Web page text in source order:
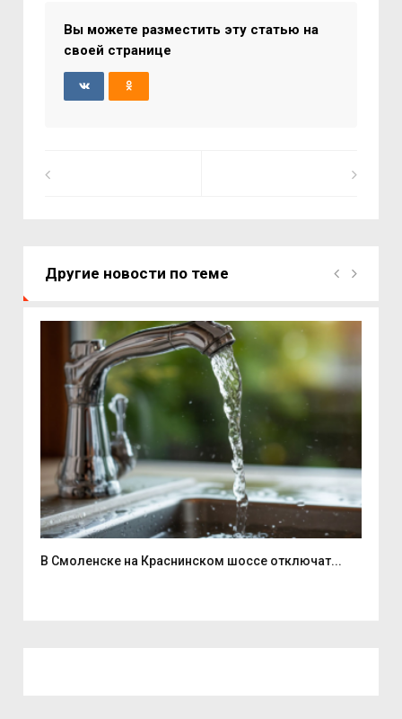
Вы можете разместить эту статью на
своей странице
Другие новости по теме
В Смоленске на Краснинском шоссе отключат...